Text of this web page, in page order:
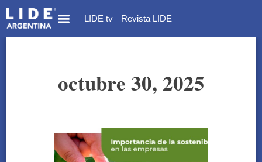
LIDE tv Revista LIDE
octubre 30, 2025